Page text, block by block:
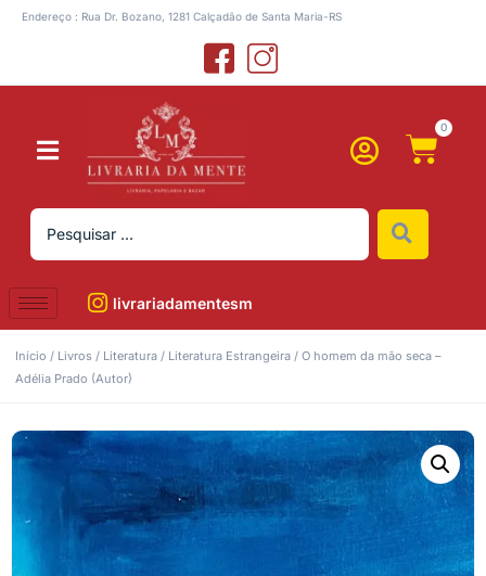
Endereço : Rua Dr. Bozano, 1281 Calçadão de Santa Maria-RS
0
livrariadamentesm
Início / Livros / Literatura / Literatura Estrangeira / O homem da mão seca –
Adélia Prado (Autor)